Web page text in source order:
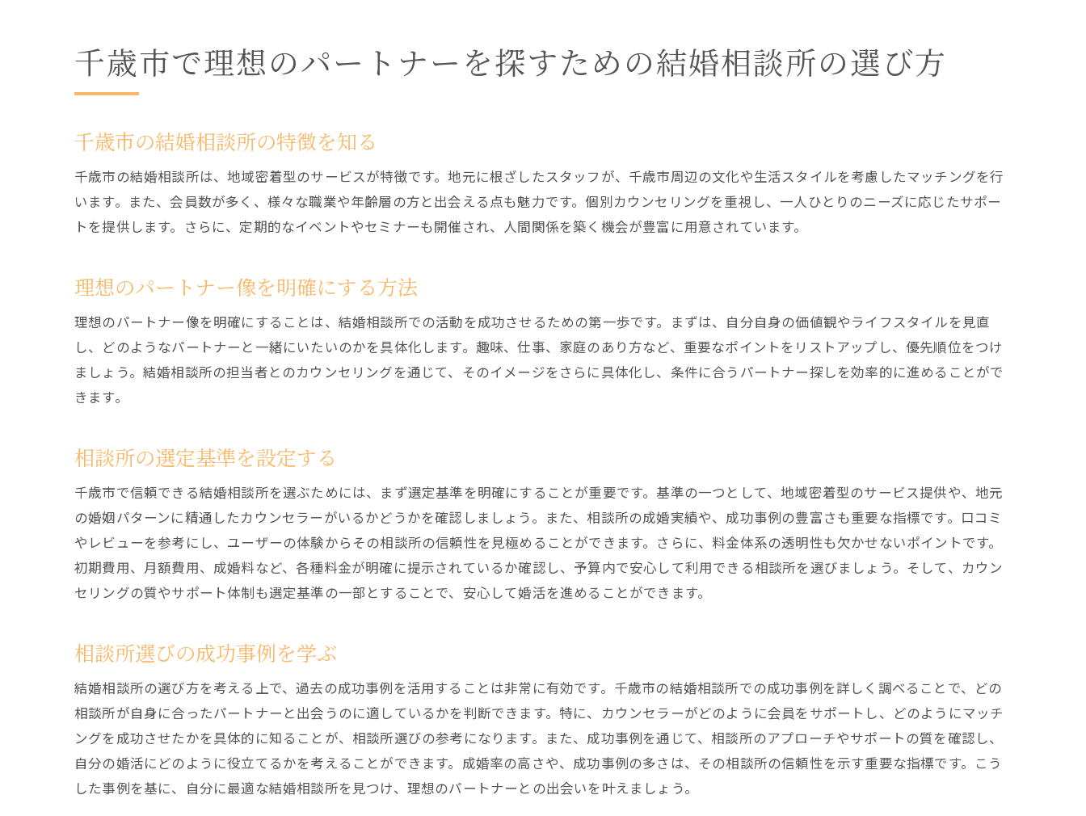
初めての方への結婚相談所利用ガイド
選び方の失敗例とその回避法
成功者に学ぶ選び方のコツ
千歳市で理想のパートナーを探すための結婚相談所の選び方
千歳市の結婚相談所の特徴を知る
千歳市の結婚相談所は、地域密着型のサービスが特徴です。地元に根ざしたスタッフが、千歳市周辺の文化や生活スタイルを考慮したマッチングを行
います。また、会員数が多く、様々な職業や年齢層の方と出会える点も魅力です。個別カウンセリングを重視し、一人ひとりのニーズに応じたサポー
トを提供します。さらに、定期的なイベントやセミナーも開催され、人間関係を築く機会が豊富に用意されています。
理想のパートナー像を明確にする方法
理想のパートナー像を明確にすることは、結婚相談所での活動を成功させるための第一歩です。まずは、自分自身の価値観やライフスタイルを見直
し、どのようなパートナーと一緒にいたいのかを具体化します。趣味、仕事、家庭のあり方など、重要なポイントをリストアップし、優先順位をつけ
ましょう。結婚相談所の担当者とのカウンセリングを通じて、そのイメージをさらに具体化し、条件に合うパートナー探しを効率的に進めることがで
きます。
相談所の選定基準を設定する
千歳市で信頼できる結婚相談所を選ぶためには、まず選定基準を明確にすることが重要です。基準の一つとして、地域密着型のサービス提供や、地元
の婚姻パターンに精通したカウンセラーがいるかどうかを確認しましょう。また、相談所の成婚実績や、成功事例の豊富さも重要な指標です。口コミ
やレビューを参考にし、ユーザーの体験からその相談所の信頼性を見極めることができます。さらに、料金体系の透明性も欠かせないポイントです。
初期費用、月額費用、成婚料など、各種料金が明確に提示されているか確認し、予算内で安心して利用できる相談所を選びましょう。そして、カウン
セリングの質やサポート体制も選定基準の一部とすることで、安心して婚活を進めることができます。
相談所選びの成功事例を学ぶ
結婚相談所の選び方を考える上で、過去の成功事例を活用することは非常に有効です。千歳市の結婚相談所での成功事例を詳しく調べることで、どの
相談所が自身に合ったパートナーと出会うのに適しているかを判断できます。特に、カウンセラーがどのように会員をサポートし、どのようにマッチ
ングを成功させたかを具体的に知ることが、相談所選びの参考になります。また、成功事例を通じて、相談所のアプローチやサポートの質を確認し、
自分の婚活にどのように役立てるかを考えることができます。成婚率の高さや、成功事例の多さは、その相談所の信頼性を示す重要な指標です。こう
した事例を基に、自分に最適な結婚相談所を見つけ、理想のパートナーとの出会いを叶えましょう。